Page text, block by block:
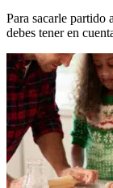
Para sacarle partido
debes tener en